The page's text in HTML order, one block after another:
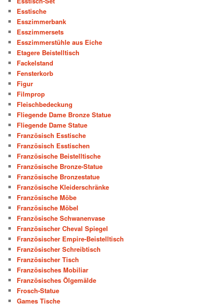
Esstische
Esszimmerbank
Esszimmersets
Esszimmerstühle aus Eiche
Etagere Beistelltisch
Fackelstand
Fensterkorb
Figur
Filmprop
Fleischbedeckung
Fliegende Dame Bronze Statue
Fliegende Dame Statue
Französisch Esstische
Französisch Esstischen
Französische Beistelltische
Französische Bronze-Statue
Französische Bronzestatue
Französische Kleiderschränke
Französische Möbe
Französische Möbel
Französische Schwanenvase
Französischer Cheval Spiegel
Französischer Empire-Beistelltisch
Französischer Schreibtisch
Französischer Tisch
Französisches Mobiliar
Französisches Ölgemälde
Frosch-Statue
Games Tische